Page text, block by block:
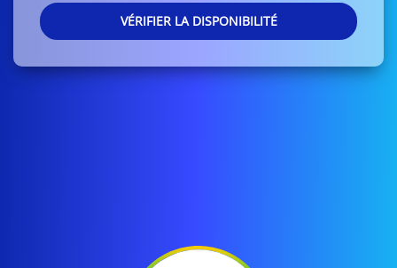
VÉRIFIER LA DISPONIBILITÉ